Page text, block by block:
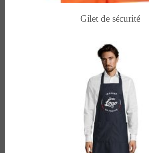
Gilet de sécurité